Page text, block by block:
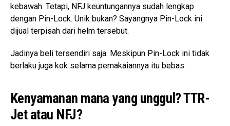
kebawah. Tetapi, NFJ keuntungannya sudah lengkap
dengan Pin-Lock. Unik bukan? Sayangnya Pin-Lock ini
dijual terpisah dari helm tersebut.
Jadinya beli tersendiri saja. Meskipun Pin-Lock ini tidak
berlaku juga kok selama pemakaiannya itu bebas.
Kenyamanan mana yang unggul? TTR-
Jet atau NFJ?